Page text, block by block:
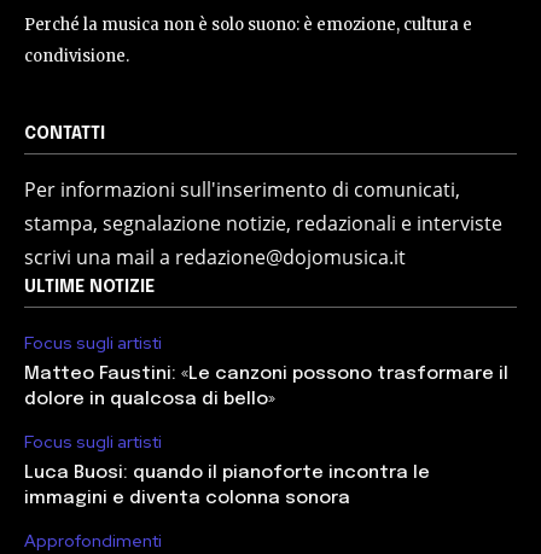
Perché la musica non è solo suono: è emozione, cultura e
condivisione.
CONTATTI
Per informazioni sull'inserimento di comunicati,
stampa, segnalazione notizie, redazionali e interviste
scrivi una mail a redazione@dojomusica.it
ULTIME NOTIZIE
Focus sugli artisti
Matteo Faustini: «Le canzoni possono trasformare il
dolore in qualcosa di bello»
Focus sugli artisti
Luca Buosi: quando il pianoforte incontra le
immagini e diventa colonna sonora
Approfondimenti